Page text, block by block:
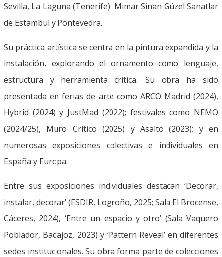
Sevilla, La Laguna (Tenerife), Mimar Sinan Güzel Sanatlar
de Estambul y Pontevedra.
Su práctica artística se centra en la pintura expandida y la
instalación, explorando el ornamento como lenguaje,
estructura y herramienta crítica. Su obra ha sido
presentada en ferias de arte como ARCO Madrid (2024),
Hybrid (2024) y JustMad (2022); festivales como NEMO
(2024/25), Muro Crítico (2025) y Asalto (2023); y en
numerosas exposiciones colectivas e individuales en
España y Europa.
Entre sus exposiciones individuales destacan ‘Decorar,
instalar, decorar’ (ESDIR, Logroño, 2025; Sala El Brocense,
Cáceres, 2024), ‘Entre un espacio y otro’ (Sala Vaquero
Poblador, Badajoz, 2023) y ‘Pattern Reveal’ en diferentes
sedes institucionales. Su obra forma parte de colecciones